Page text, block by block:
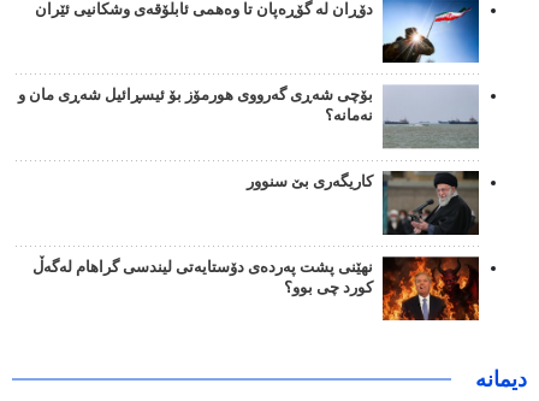
دۆڕان لە گۆڕەپان تا وەهمی ئابلۆقەی وشکانیی ئێران
بۆچی شەڕی گەرووی هورمۆز بۆ ئیسڕائیل شەڕی مان و
نەمانە؟
کاریگەری بێ سنوور
نهێنی پشت پەردەی دۆستایەتی لیندسی گراهام لەگەڵ
کورد چی بوو؟
دیمانە